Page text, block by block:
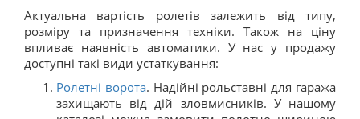
Актуальна вартість ролетів залежить від типу,
розміру та призначення техніки. Також на ціну
впливає наявність автоматики. У нас у продажу
доступні такі види устаткування:
Ролетні ворота. Надійні рольставні для гаража
захищають від дій зловмисників. У нашому